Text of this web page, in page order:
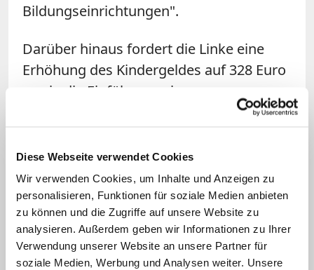
Diese Webseite verwendet Cookies
Wir verwenden Cookies, um Inhalte und Anzeigen zu
personalisieren, Funktionen für soziale Medien anbieten
zu können und die Zugriffe auf unsere Website zu
analysieren. Außerdem geben wir Informationen zu Ihrer
Verwendung unserer Website an unsere Partner für
soziale Medien, Werbung und Analysen weiter. Unsere
Bildungseinrichtungen".
Darüber hinaus fordert die Linke eine
Erhöhung des Kindergeldes auf 328 Euro
sowie die Einführung eines
besonders hohen Mieten". Ebenfalls soll
eine eigenständige
Kindergrundsicherung von steuerfreien
573 Euro eingeführt werden.
Weiter fordert die Linke ein